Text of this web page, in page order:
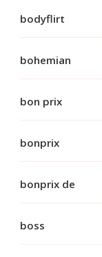
bodyflirt
bohemian
bon prix
bonprix
bonprix de
boss